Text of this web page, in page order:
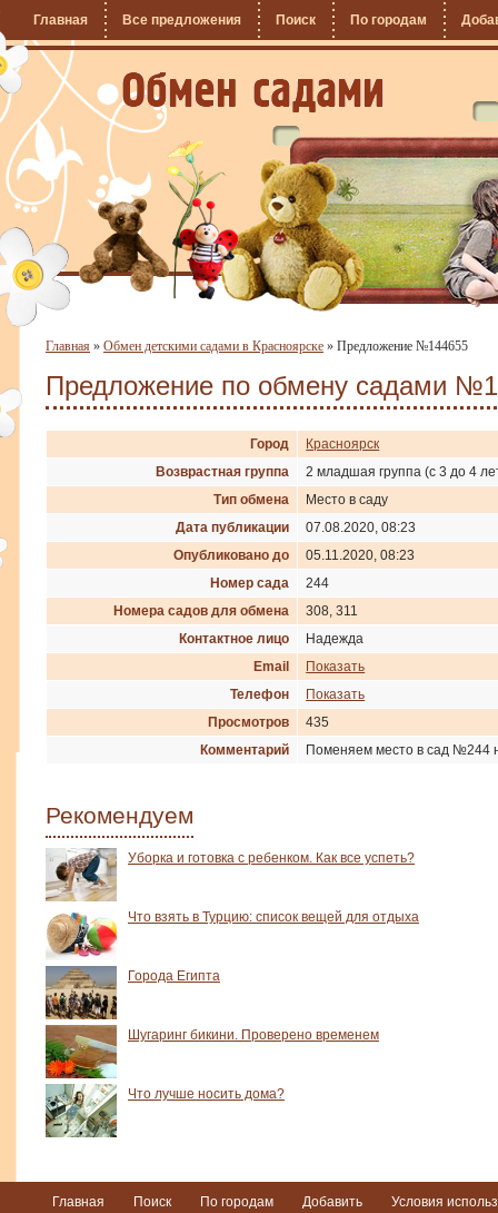
Главная Все предложения Поиск По городам
Главная » Обмен детскими садами в Красноярске » Предложение №144655
Предложение по обмену садами
Город
Красноярск
Возврастная группа
2 младшая группа (с 3 до 4
Тип обмена
Место в саду
Дата публикации
07.08.2020, 08:23
Опубликовано до
05.11.2020, 08:23
Номер сада
244
Номера садов для обмена
308, 311
Контактное лицо
Надежда
Email
Показать
Телефон
Показать
Просмотров
435
Комментарий
Поменяем место в сад №244
Рекомендуем
Уборка и готовка с ребенком. Как все успеть?
Что взять в Турцию: список вещей для отдыха
Города Египта
Шугаринг бикини. Проверено временем
Что лучше носить дома?
Главная Поиск По городам Добавить Условия